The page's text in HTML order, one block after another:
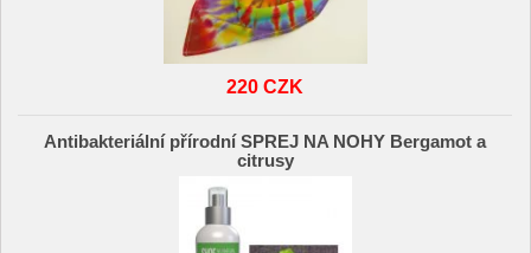
220 CZK
Antibakteriální přírodní SPREJ NA NOHY Bergamot a
citrusy